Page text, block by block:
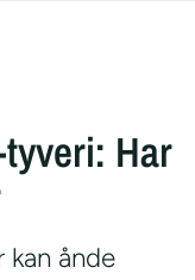
Har
kan ånde